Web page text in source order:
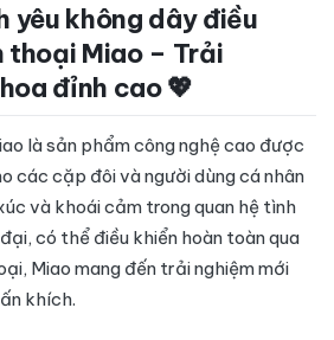
yêu không dây điều
thoại Miao – Trải
đỉnh cao 💖
là sản phẩm công nghệ cao được
các cặp đôi và người dùng cá nhân
và khoái cảm trong quan hệ tình
có thể điều khiển hoàn toàn qua
Miao mang đến trải nghiệm mới
khích.